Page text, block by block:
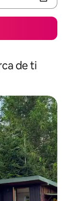
de ti